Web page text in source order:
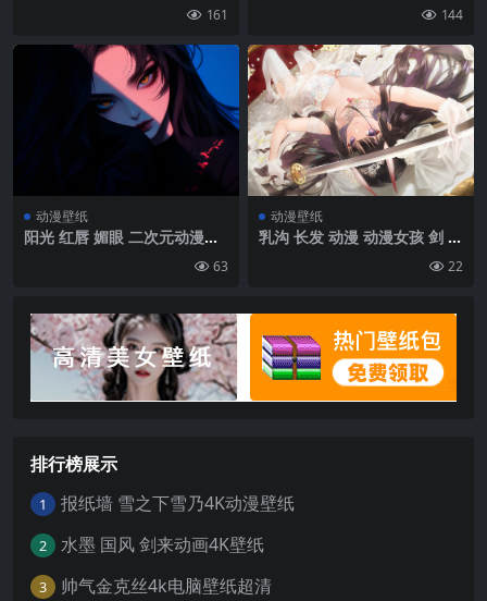
161 144
动漫壁纸
阳光 红唇 媚眼 二次元动漫美
63
动漫壁纸
乳沟 长发 动漫 动漫女孩 剑 角
22
排行榜展示
1 报纸墙 雪之下雪乃4K动漫壁纸
2 水墨 国风 剑来动画4K壁纸
3 帅气金克丝4k电脑壁纸超清